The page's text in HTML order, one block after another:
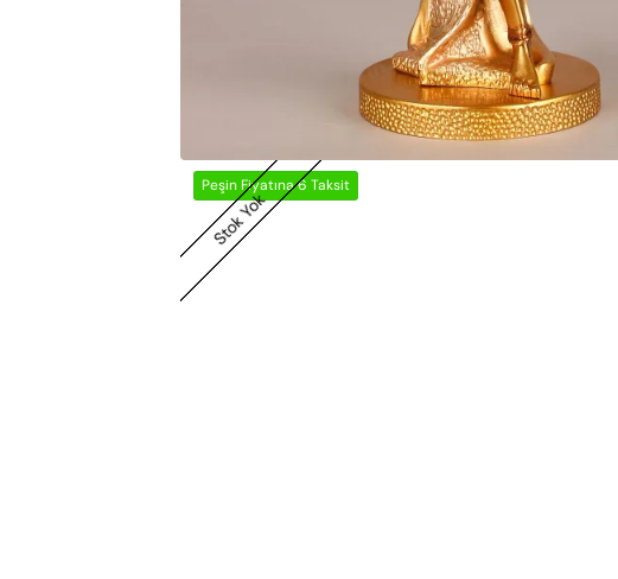
Peşin Fiyatına 6 Taksit
Stok Yok